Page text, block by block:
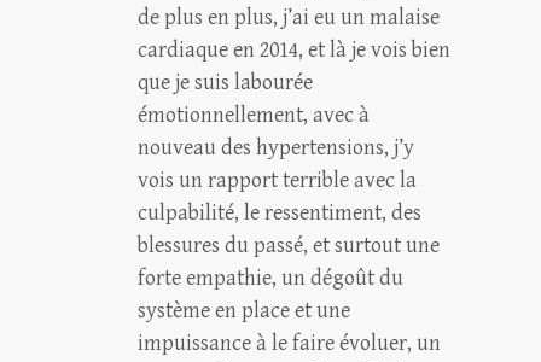
de plus en plus, j’ai eu un malaise
cardiaque en 2014, et là je vois bien
que je suis labourée
émotionnellement, avec à
nouveau des hypertensions, j’y
vois un rapport terrible avec la
culpabilité, le ressentiment, des
blessures du passé, et surtout une
forte empathie, un dégoût du
système en place et une
impuissance à le faire évoluer, un